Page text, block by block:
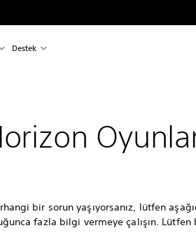
Destek
bir sorun yaşıyorsanız, lütfen
fazla bilgi vermeye çalışın.